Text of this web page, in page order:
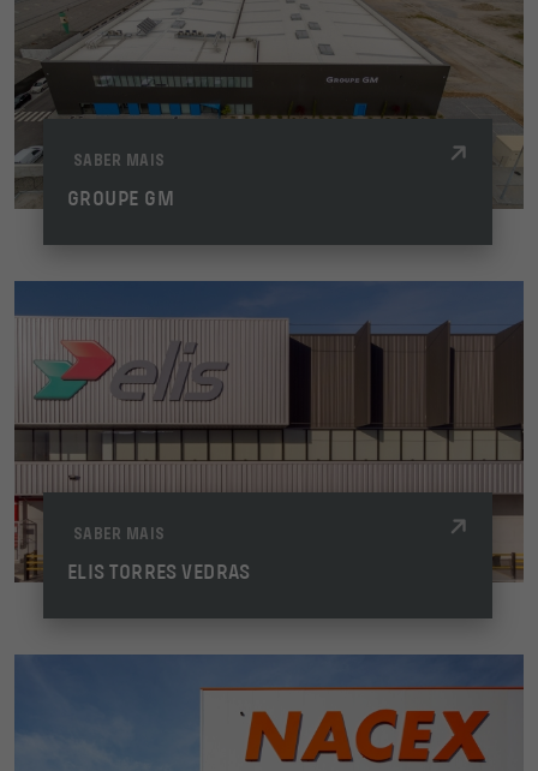
SABER MAIS
GROUPE GM
SABER MAIS
ELIS TORRES VEDRAS